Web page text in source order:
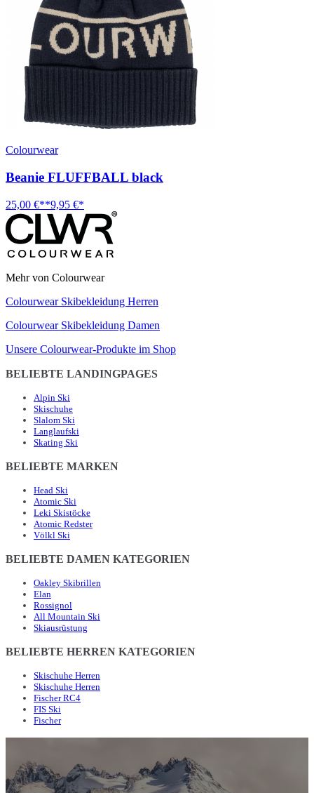
Colourwear
Beanie FLUFFBALL black
25,00 €**9,95 €*
Mehr von Colourwear
Colourwear Skibekleidung Herren
Colourwear Skibekleidung Damen
Unsere Colourwear-Produkte im Shop
BELIEBTE LANDINGPAGES
Alpin Ski
Skischuhe
Slalom Ski
Langlaufski
Skating Ski
BELIEBTE MARKEN
Head Ski
Atomic Ski
Leki Skistöcke
Atomic Redster
Völkl Ski
BELIEBTE DAMEN KATEGORIEN
Oakley Skibrillen
Elan
Rossignol
All Mountain Ski
Skiausrüstung
BELIEBTE HERREN KATEGORIEN
Skischuhe Herren
Skischuhe Herren
Fischer RC4
FIS Ski
Fischer